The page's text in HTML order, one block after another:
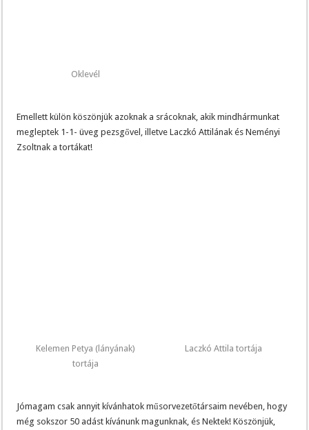
Oklevél
Emellett külön köszönjük azoknak a srácoknak, akik mindhármunkat
megleptek 1-1- üveg pezsgővel, illetve Laczkó Attilának és Neményi
Zsoltnak a tortákat!
Kelemen Petya (lányának)
tortája
Laczkó Attila tortája
Jómagam csak annyit kívánhatok műsorvezetőtársaim nevében, hogy
még sokszor 50 adást kívánunk magunknak, és Nektek! Köszönjük,